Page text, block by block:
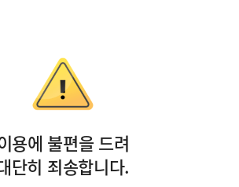
용에 불편을 드려
단히 죄송합니다.